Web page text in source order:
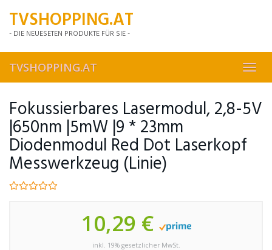
mainTVSHOPPING.AT
- DIE NEUESETEN PRODUKTE FÜR SIE -
TVSHOPPING.AT
Fokussierbares Lasermodul, 2,8-5V
|650nm |5mW |9 * 23mm
Diodenmodul Red Dot Laserkopf
Messwerkzeug (Linie)
10,29 €
inkl. 19% gesetzlicher MwSt.